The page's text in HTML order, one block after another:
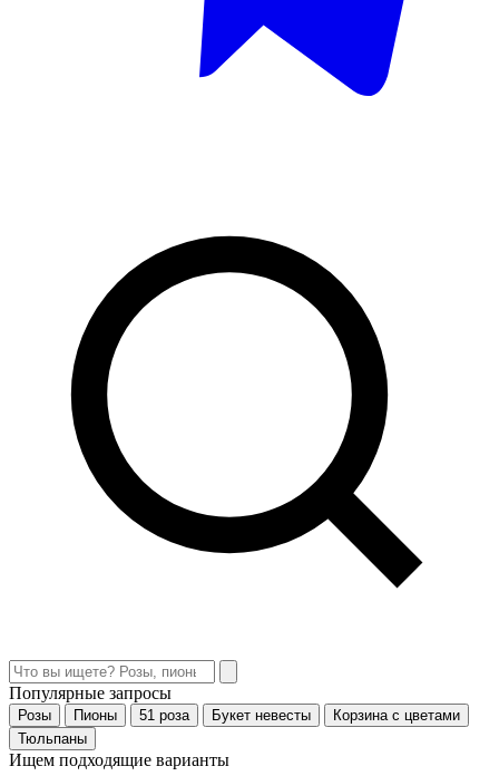
Популярные запросы
Розы Пионы 51 роза Букет невесты
Корзина с цветами
Тюльпаны
Ищем подходящие варианты